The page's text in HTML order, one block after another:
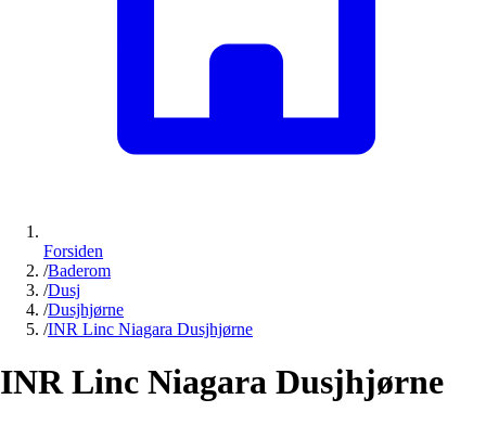
Forsiden
/Baderom
/Dusj
/Dusjhjørne
/INR Linc Niagara Dusjhjørne
INR Linc Niagara Dusjhjørne